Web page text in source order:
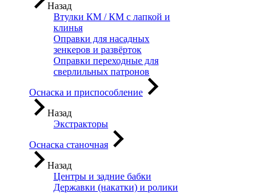
Назад
Втулки КМ / КМ с лапкой и
клинья
Оправки для насадных
зенкеров и развёрток
Оправки переходные для
сверлильных патронов
Оснаска и приспособление
Назад
Экстракторы
Оснаска станочная
Назад
Центры и задние бабки
Державки (накатки) и ролики